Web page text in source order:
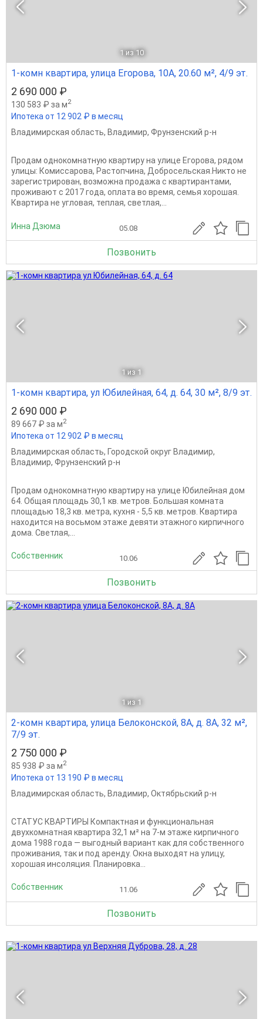
1 из 10
1-комн квартира, улица Егорова, 10А, 20.60 м², 4/9 эт.
2 690 000 ₽
130 583 ₽ за м2
Ипотека от 12 902 ₽ в месяц
Владимирская область, Владимир, Фрунзенский р-н
Продам однокомнатную квартиру на улице Егорова, рядом
улицы: Комиссарова, Растопчина, Добросельская.Никто не
зарегистрирован, возможна продажа с квартирантами,
проживают с 2017 года, оплата во время, семья хорошая.
Квартира не угловая, теплая, светлая,...
Инна Дзюма 05.08
Позвонить
1 из 1
1-комн квартира, ул Юбилейная, 64, д. 64, 30 м², 8/9 эт.
2 690 000 ₽
89 667 ₽ за м2
Ипотека от 12 902 ₽ в месяц
Владимирская область, Городской округ Владимир,
Владимир, Фрунзенский р-н
Продам однокомнатную квартиру на улице Юбилейная дом
64. Общая площадь 30,1 кв. метров. Большая комната
площадью 18,3 кв. метра, кухня - 5,5 кв. метров. Квартира
находится на восьмом этаже девяти этажного кирпичного
дома. Светлая,...
Собственник 10.06
Позвонить
1 из 1
2-комн квартира, улица Белоконской, 8А, д. 8А, 32 м²,
7/9 эт.
2 750 000 ₽
85 938 ₽ за м2
Ипотека от 13 190 ₽ в месяц
Владимирская область, Владимир, Октябрьский р-н
СТАТУС КВАРТИРЫ Компактная и функциональная
двухкомнатная квартира 32,1 м² на 7-м этаже кирпичного
дома 1988 года — выгодный вариант как для собственного
проживания, так и под аренду. Окна выходят на улицу,
хорошая инсоляция. Планировка...
Собственник 11.06
Позвонить